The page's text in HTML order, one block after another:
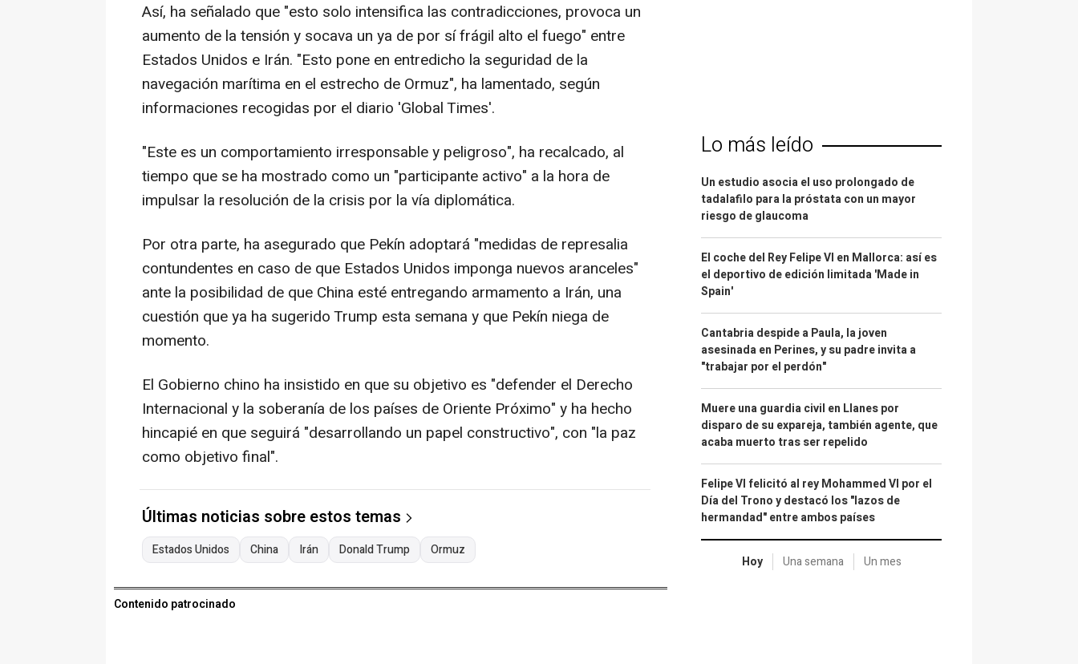
Así, ha señalado que "esto solo intensifica las contradicciones, provoca un
aumento de la tensión y socava un ya de por sí frágil alto el fuego" entre
Estados Unidos e Irán. "Esto pone en entredicho la seguridad de la
navegación marítima en el estrecho de Ormuz", ha lamentado, según
informaciones recogidas por el diario 'Global Times'.
"Este es un comportamiento irresponsable y peligroso", ha recalcado, al
tiempo que se ha mostrado como un "participante activo" a la hora de
impulsar la resolución de la crisis por la vía diplomática.
Por otra parte, ha asegurado que Pekín adoptará "medidas de represalia
contundentes en caso de que Estados Unidos imponga nuevos aranceles"
ante la posibilidad de que China esté entregando armamento a Irán, una
cuestión que ya ha sugerido Trump esta semana y que Pekín niega de
momento.
El Gobierno chino ha insistido en que su objetivo es "defender el Derecho
Internacional y la soberanía de los países de Oriente Próximo" y ha hecho
hincapié en que seguirá "desarrollando un papel constructivo", con "la paz
como objetivo final".
Últimas noticias sobre estos temas
Estados Unidos China Irán Donald Trump Ormuz
Contenido patrocinado
Lo más leído
Un estudio asocia el uso prolongado de
tadalafilo para la próstata con un mayor
riesgo de glaucoma
El coche del Rey Felipe VI en Mallorca: así es
el deportivo de edición limitada 'Made in
Spain'
Cantabria despide a Paula, la joven
asesinada en Perines, y su padre invita a
"trabajar por el perdón"
Muere una guardia civil en Llanes por
disparo de su expareja, también agente, que
acaba muerto tras ser repelido
Felipe VI felicitó al rey Mohammed VI por el
Día del Trono y destacó los "lazos de
hermandad" entre ambos países
Hoy Una semana Un mes